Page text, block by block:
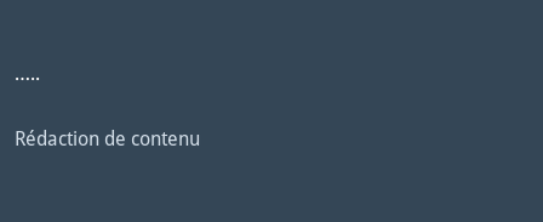
…..
Rédaction de contenu